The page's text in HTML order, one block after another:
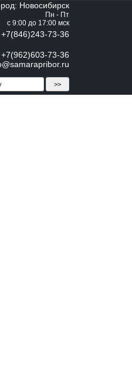
Новосибирск
Пн - Пт
с 9:00 до 17:00 мск
+7(846)243-73-36
+7(962)603-73-36